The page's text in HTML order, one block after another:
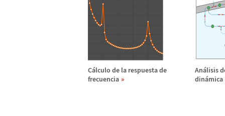
Cálculo de la respuesta de
frecuencia
Análisis
dinámica